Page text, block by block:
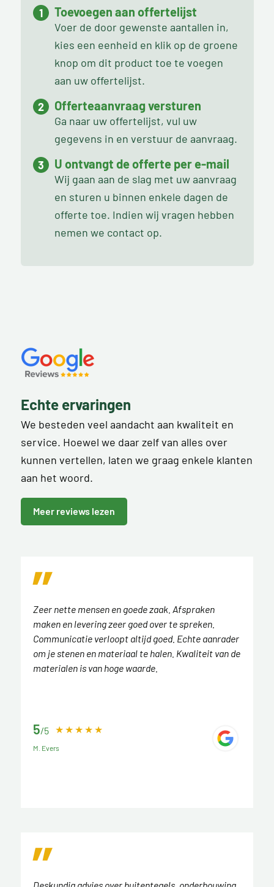
Toevoegen aan offertelijst
Voer de door gewenste aantallen in,
kies een eenheid en klik op de groene
knop om dit product toe te voegen
aan uw offertelijst.
Offerteaanvraag versturen
Ga naar uw offertelijst, vul uw
gegevens in en verstuur de aanvraag.
U ontvangt de offerte per e-mail
Wij gaan aan de slag met uw aanvraag
en sturen u binnen enkele dagen de
offerte toe. Indien wij vragen hebben
nemen we contact op.
Echte ervaringen
We besteden veel aandacht aan kwaliteit en
service. Hoewel we daar zelf van alles over
kunnen vertellen, laten we graag enkele klanten
aan het woord.
Meer reviews lezen
Zeer nette mensen en goede zaak. Afspraken
maken en levering zeer goed over te spreken.
Communicatie verloopt altijd goed. Echte aanrader
om je stenen en materiaal te halen. Kwaliteit van de
materialen is van hoge waarde.
5/5
M. Evers
Deskundig advies over buitentegels, onderbouwing